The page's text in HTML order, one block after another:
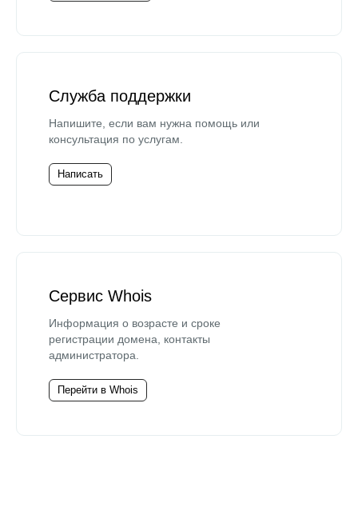
Служба поддержки
Напишите, если вам нужна помощь или
консультация по услугам.
Написать
Сервис Whois
Информация о возрасте и сроке
регистрации домена, контакты
администратора.
Перейти в Whois